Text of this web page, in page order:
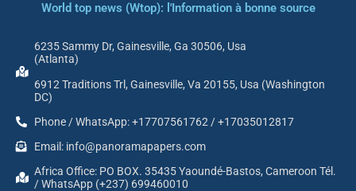
World top news (Wtop): l'Information à bonne source
6235 Sammy Dr, Gainesville, Ga 30506, Usa
(Atlanta)
6912 Traditions Trl, Gainesville, Va 20155, Usa (Washington
DC)
Phone / WhatsApp: +17707561762 / +17035012817
Email: info@panoramapapers.com
Africa Office: PO BOX. 35435 Yaoundé-Bastos, Cameroon Tél.
/ WhatsApp (+237) 699460010